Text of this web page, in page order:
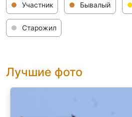
Участник Бывалый
Старожил
Лучшие фото